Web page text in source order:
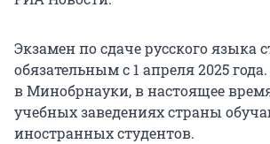
Экзамен по сдаче русского языка
обязательным с 1 апреля 2025
в Минобрнауки, в настоящее
учебных заведениях страны
иностранных студентов.